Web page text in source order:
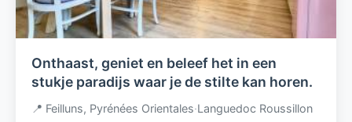
Onthaast, geniet en beleef het in een
stukje paradijs waar je de stilte kan horen.
📍 Feilluns, Pyrénées Orientales·Languedoc Roussillon